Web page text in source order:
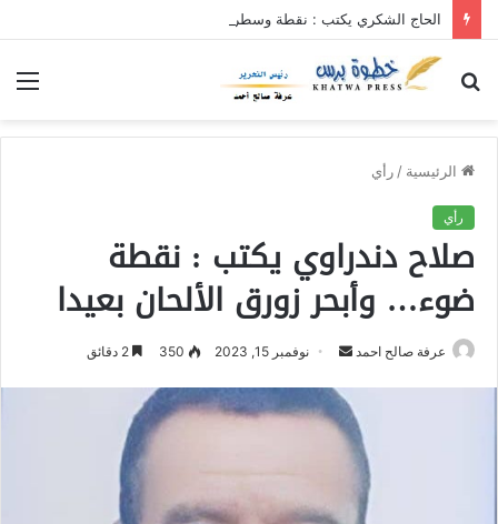
الرئيسية / رأي
رأي
صلاح دندراوي يكتب : نقطة
ضوء… وأبحر زورق الألحان بعيدا
عرفة صالح احمد
س
ل
نوفمبر 15, 2023 350